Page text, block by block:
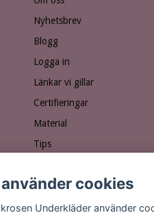
Nyhetsbrev
Blogg
Logga in
Länkar vi gillar
Certifieringar
Material
Tips
Personuppgiftspolicy
Vanliga frågor
cookies
Underkläder använder